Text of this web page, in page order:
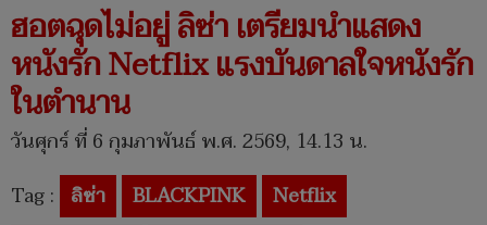
ฮอตฉุดไม่อยู่ ลิซ่า เตรียมนำแสดง
หนังรัก Netflix แรงบันดาลใจหนังรัก
ในตำนาน
วันศุกร์ ที่ 6 กุมภาพันธ์ พ.ศ. 2569, 14.13 น.
Tag : ลิซ่า BLACKPINK
Netflix